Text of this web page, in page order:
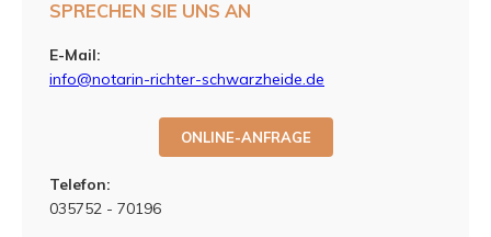
SPRECHEN SIE UNS AN
E-Mail:
info@notarin-richter-schwarzheide.de
ONLINE-ANFRAGE
Telefon:
035752 - 70196